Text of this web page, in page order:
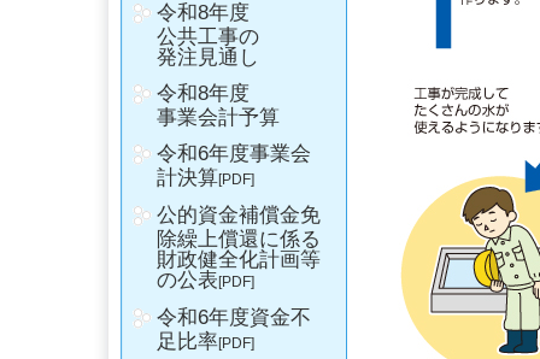
令和8年度
公共工事の
発注見通し
令和8年度
事業会計予算
令和6年度事業会
計決算[PDF]
公的資金補償金免
除繰上償還に係る
財政健全化計画等
の公表 [PDF]
令和6年度資金不
足比率[PDF]